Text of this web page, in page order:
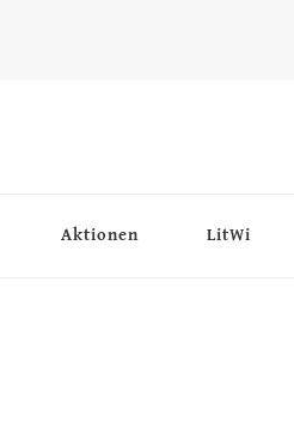
Aktionen LitWi